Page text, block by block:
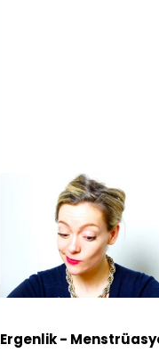
Ergenlik -